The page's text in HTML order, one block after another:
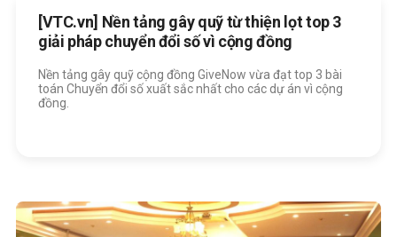
[VTC.vn] Nền tảng gây quỹ từ thiện lọt top 3
giải pháp chuyển đổi số vì cộng đồng
Nền tảng gây quỹ cộng đồng GiveNow vừa đạt top 3 bài
toán Chuyển đổi số xuất sắc nhất cho các dự án vì cộng
đồng.